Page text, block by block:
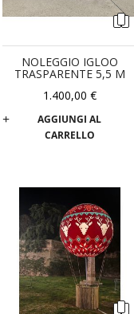
NOLEGGIO IGLOO
TRASPARENTE 5,5 M
1.400,00 €
AGGIUNGI AL
CARRELLO